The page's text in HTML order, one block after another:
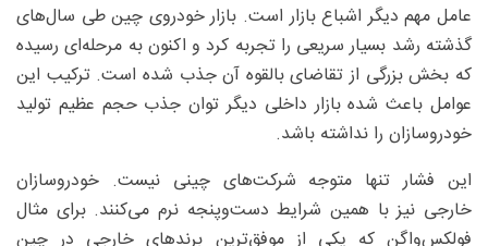
عامل مهم دیگر اشباع بازار است. بازار خودروی چین طی سال‌های
گذشته رشد بسیار سریعی را تجربه کرد و اکنون به مرحله‌ای رسیده
که بخش بزرگی از تقاضای بالقوه آن جذب شده است. ترکیب این
عوامل باعث شده بازار داخلی دیگر توان جذب حجم عظیم تولید
خودروسازان را نداشته باشد.
این فشار تنها متوجه شرکت‌های چینی نیست. خودروسازان
خارجی نیز با همین شرایط دست‌وپنجه نرم می‌کنند. برای مثال
فولکس‌واگن که یکی از موفق‌ترین برندهای خارجی در چین